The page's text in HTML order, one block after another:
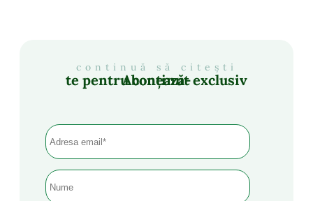
continuă să citești
Abonează-te pentru conținut exclusiv